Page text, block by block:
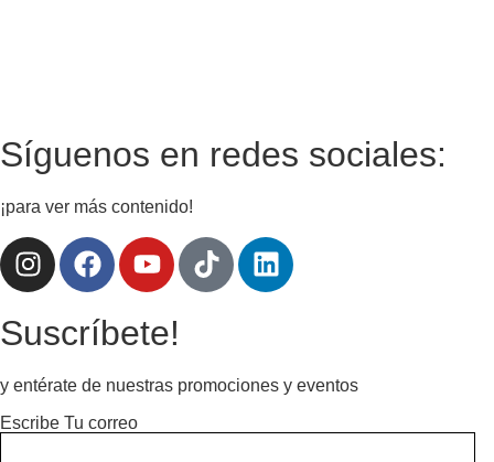
Síguenos en redes sociales:
¡para ver más contenido!
Suscríbete!
y entérate de nuestras promociones y eventos
Escribe Tu correo